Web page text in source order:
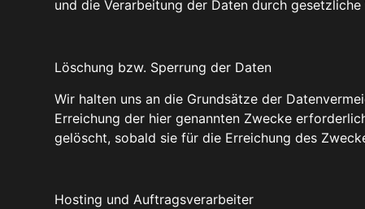
und die Verarbeitung der Daten durch
Löschung bzw. Sperrung der Daten
Wir halten uns an die Grundsätze der
Erreichung der hier genannten Zwecke
gelöscht, sobald sie für die Erreichung des
Hosting und Auftragsverarbeiter